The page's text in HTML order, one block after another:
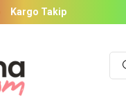
Kargo Takip